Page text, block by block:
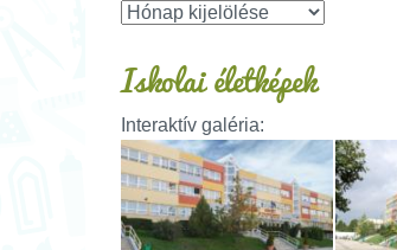
Iskolai életképek
Interaktív galéria: